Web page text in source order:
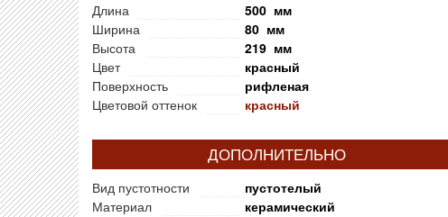
Длина
500 мм
Ширина
80 мм
Высота
219 мм
Цвет
красный
Поверхность
рифленая
Цветовой оттенок
красный
ДОПОЛНИТЕЛЬНО
Вид пустотности
пустотелый
Материал
керамический